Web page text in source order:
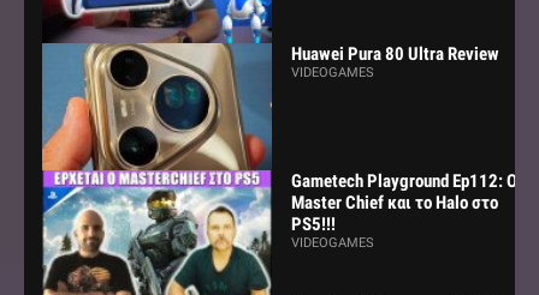
Huawei Pura 80 Ultra Review
VIDEOGAMES
Gametech Playground Ep112: Ο
Master Chief και το Halo στο
PS5!!!
VIDEOGAMES